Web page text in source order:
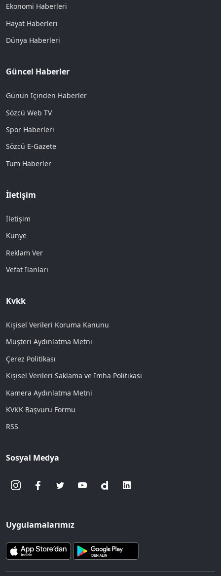
Ekonomi Haberleri
Hayat Haberleri
Dünya Haberleri
Güncel Haberler
Günün İçinden Haberler
Sözcü Web TV
Spor Haberleri
Sözcü E-Gazete
Tüm Haberler
İletişim
İletişim
Künye
Reklam Ver
Vefat İlanları
Kvkk
Kişisel Verileri Koruma Kanunu
Müşteri Aydınlatma Metni
Çerez Politikası
Kişisel Verileri Saklama ve İmha Politikası
Kamera Aydınlatma Metni
KVKK Başvuru Formu
RSS
Sosyal Medya
Uygulamalarımız